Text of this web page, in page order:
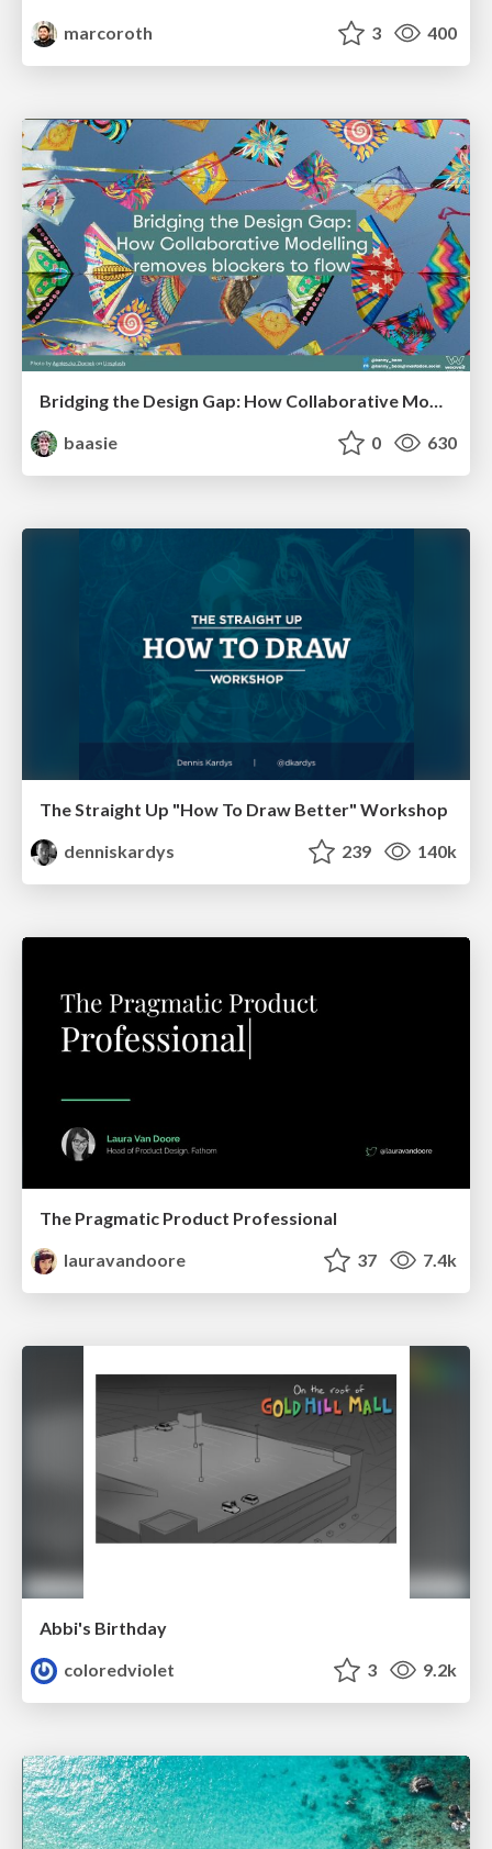
marcoroth
3 400
baasie
0 630
The Straight Up "How To Draw Better" Workshop
denniskardys
239 140k
The Pragmatic Product Professional
lauravandoore
37 7.4k
Abbi's Birthday
coloredviolet
3 9.2k